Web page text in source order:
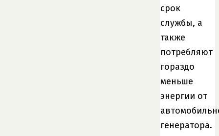
срок
службы, а
также
потребляют
гораздо
меньше
энергии от
генератора.